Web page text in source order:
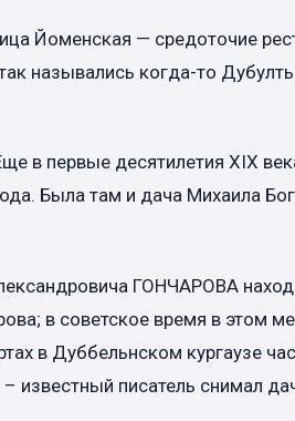
Йоменская — средоточие
назывались когда-то
в первые десятилетия ХIХ
Была там и дача Михаила
ГОНЧАРОВА
в советское время в этом
в Дуббельнском кургаузе
писатель снимал